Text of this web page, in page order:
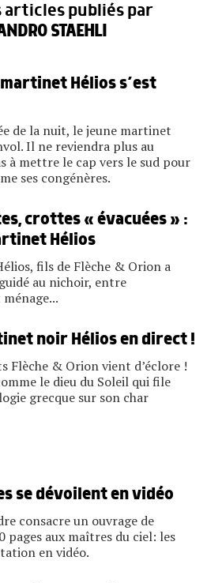
articles publiés par
STAEHLI
Hélios s’est
de la nuit, le jeune martinet
Il ne reviendra plus au
à mettre le cap vers le sud pour
ses congénères.
crottes « évacuées » :
Hélios
fils de Flèche & Orion a
au nichoir, entre
noir Hélios en direct !
Flèche & Orion vient d’éclore !
le dieu du Soleil qui file
grecque sur son char
se dévoilent en vidéo
consacre un ouvrage de
pages aux maîtres du ciel: les
en vidéo.